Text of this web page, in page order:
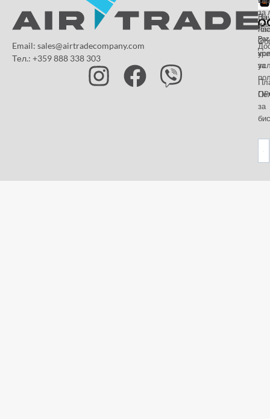
Email: sales@airtradecompany.com
Тел.: +359 888 338 303
За
нас
и
за
за
за